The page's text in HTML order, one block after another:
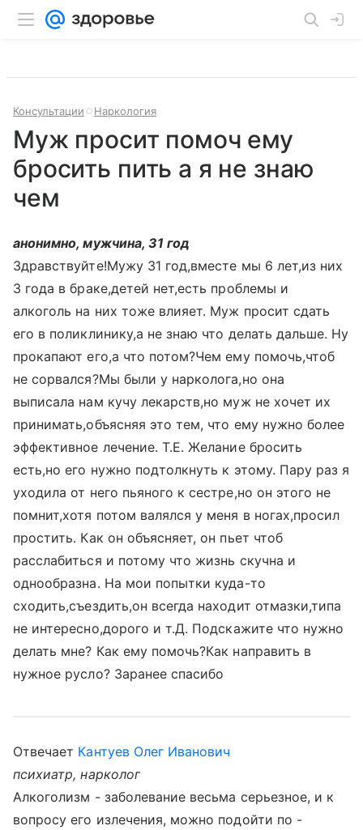
Консультации Наркология
Муж просит помоч ему
бросить пить а я не знаю
чем
анонимно, мужчина, 31 год
Здравствуйте!Мужу 31 год,вместе мы 6 лет,из них
3 года в браке,детей нет,есть проблемы и
алкоголь на них тоже влияет. Муж просит сдать
его в поликлинику,а не знаю что делать дальше. Ну
прокапают его,а что потом?Чем ему помочь,чтоб
не сорвался?Мы были у нарколога,но она
выписала нам кучу лекарств,но муж не хочет их
принимать,объясняя это тем, что ему нужно более
эффективное лечение. Т.Е. Желание бросить
есть,но его нужно подтолкнуть к этому. Пару раз я
уходила от него пьяного к сестре,но он этого не
помнит,хотя потом валялся у меня в ногах,просил
простить. Как он объясняет, он пьет чтоб
расслабиться и потому что жизнь скучна и
однообразна. На мои попытки куда-то
сходить,съездить,он всегда находит отмазки,типа
не интересно,дорого и т.Д. Подскажите что нужно
делать мне? Как ему помочь?Как направить в
нужное русло? Заранее спасибо
Отвечает Кантуев Олег Иванович
психиатр, нарколог
Алкоголизм - заболевание весьма серьезное, и к
вопросу его излечения, можно подойти по -